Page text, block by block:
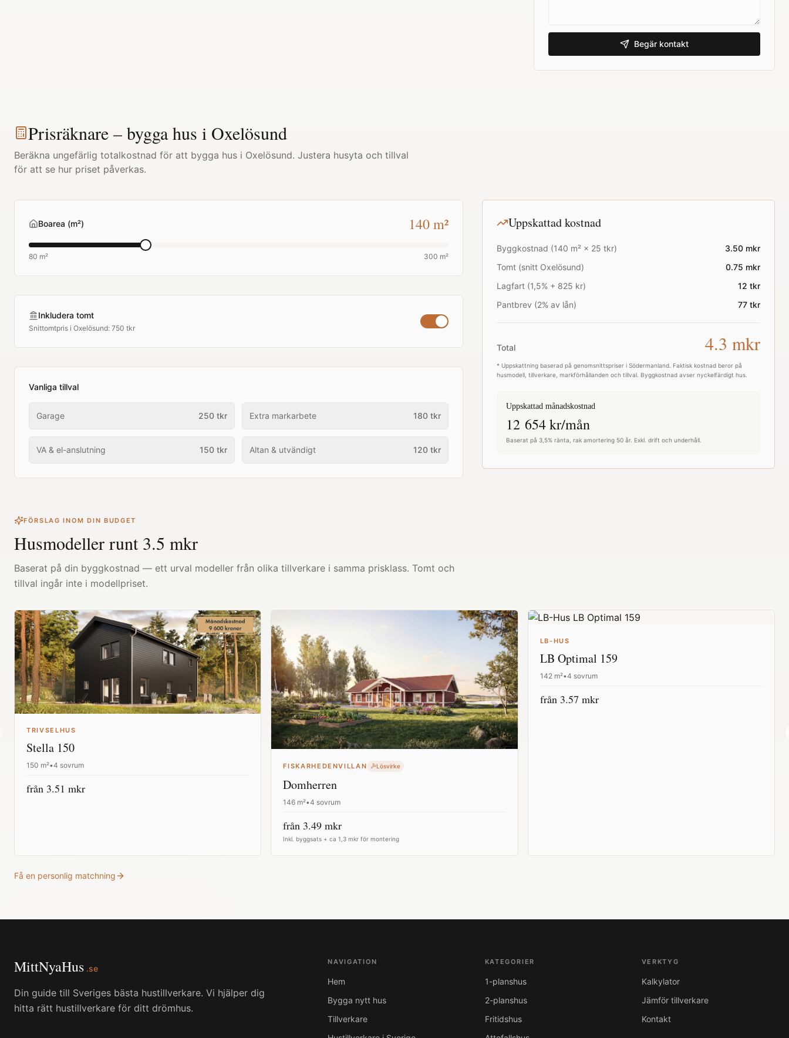
Begär kontakt
Prisräknare – bygga hus i Oxelösund
Beräkna ungefärlig totalkostnad för att bygga hus i Oxelösund. Justera husyta och tillval
för att se hur priset påverkas.
Boarea (m²) 140m²
80 m² 300 m²
Inkludera tomt
Snittomtpris i Oxelösund: 750 tkr
Vanliga tillval
Garage 250 tkr Extra markarbete 180tkr
VA & el-anslutning 150 tkr Altan & utvändigt 120tkr
Uppskattad kostnad
Byggkostnad (140 m² × 25 tkr) 3.50mkr
Tomt (snitt Oxelösund) 0.75 mkr
Lagfart (1,5% + 825 kr)
12 tkr
Pantbrev (2% av lån)
77tkr
Total 4.3 mkr
* Uppskattning baserad på genomsnittspriser i Södermanland. Faktisk kostnad beror på
husmodell, tillverkare, markförhållanden och tillval. Byggkostnad avser nyckelfärdigt hus.
Uppskattad månadskostnad
12 654kr/mån
Baserat på 3,5% ränta, rak amortering 50 år. Exkl. drift och underhåll.
FÖRSLAG INOM DIN BUDGET
Husmodeller runt 3.5 mkr
Baserat på din byggkostnad — ett urval modeller från olika tillverkare i samma prisklass. Tomt och
tillval ingår inte i modellpriset.
TRIVSELHUS
Stella 150
150 m²•4 sovrum
från 3.51 mkr
FISKARHEDENVILLAN Lösvirke
Domherren
146 m²•4 sovrum
från 3.49 mkr
Inkl. byggsats + ca 1,3 mkr för montering
LB-HUS
LB Optimal 159
142m²•4 sovrum
från 3.57 mkr
Få en personlig matchning
MittNyaHus .se
Din guide till Sveriges bästa hustillverkare. Vi hjälper dig
hitta rätt hustillverkare för ditt drömhus.
NAVIGATION
Hem
Bygga nytt hus
Tillverkare
KATEGORIER
1-planshus
2-planshus
Fritidshus
VERKTYG
Kalkylator
Jämför tillverkare
Kontakt